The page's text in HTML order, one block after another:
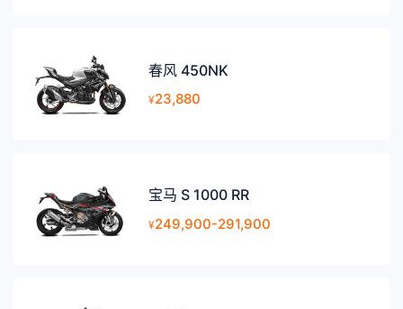
春风 450NK
¥23,880
宝马 S 1000 RR
¥249,900-291,900